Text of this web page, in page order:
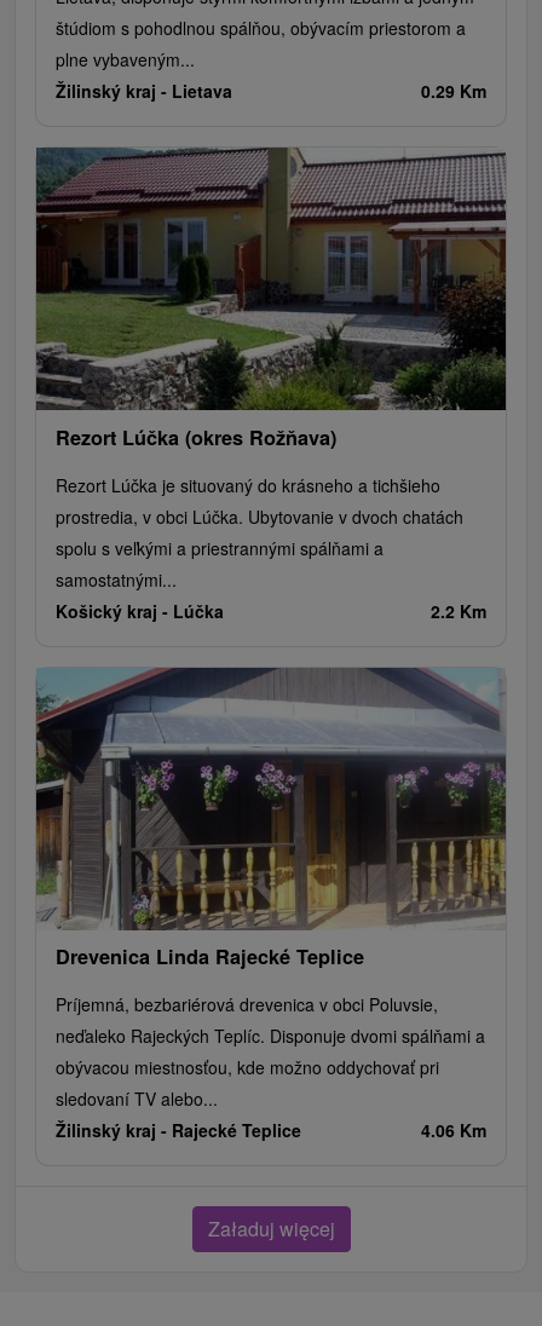
štúdiom s pohodlnou spálňou, obývacím priestorom a
plne vybaveným...
Žilinský kraj - Lietava 0.29 Km
Rezort Lúčka (okres Rožňava)
Rezort Lúčka je situovaný do krásneho a tichšieho
prostredia, v obci Lúčka. Ubytovanie v dvoch chatách
spolu s veľkými a priestrannými spálňami a
samostatnými...
Košický kraj - Lúčka 2.2 Km
Drevenica Linda Rajecké Teplice
Príjemná, bezbariérová drevenica v obci Poluvsie,
neďaleko Rajeckých Teplíc. Disponuje dvomi spálňami a
obývacou miestnosťou, kde možno oddychovať pri
sledovaní TV alebo...
Žilinský kraj - Rajecké Teplice 4.06 Km
Załaduj więcej